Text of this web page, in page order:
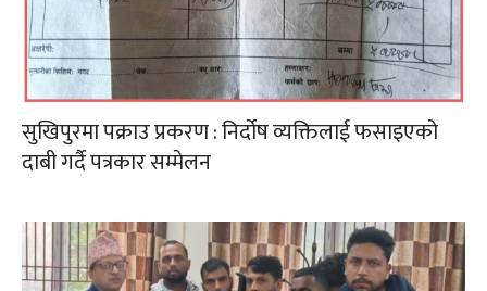
सुखिपुरमा पक्राउ प्रकरण : निर्दोष व्यक्तिलाई फसाइएको
दाबी गर्दै पत्रकार सम्मेलन